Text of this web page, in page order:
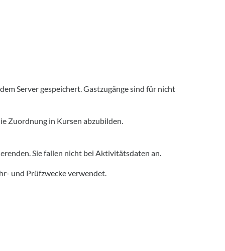
Server gespeichert. Gastzugänge sind für nicht
Zuordnung in Kursen abzubilden.
Sie fallen nicht bei Aktivitätsdaten an.
und Prüfzwecke verwendet.